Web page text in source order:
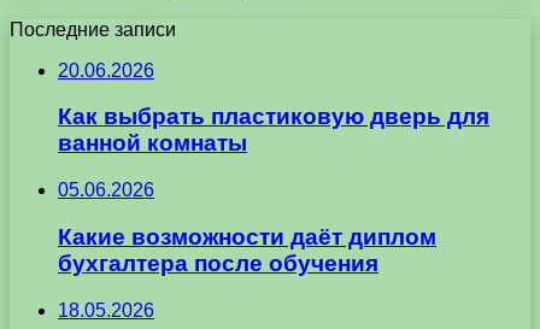
Последние записи
20.06.2026
Как выбрать пластиковую дверь для
ванной комнаты
05.06.2026
Какие возможности даёт диплом
бухгалтера после обучения
18.05.2026